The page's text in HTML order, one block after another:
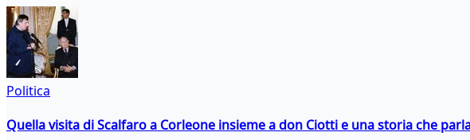
Politica
Quella visita di Scalfaro a Corleone insieme a don Ciotti e una storia che